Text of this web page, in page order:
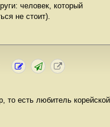
человек, который
не стоит).
то есть любитель корейской